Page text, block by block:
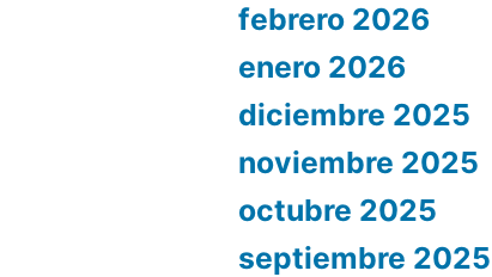
febrero 2026
enero 2026
diciembre 2025
noviembre 2025
octubre 2025
septiembre 2025